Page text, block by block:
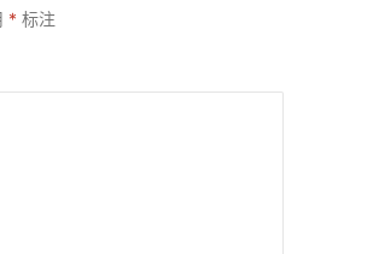
* 标注